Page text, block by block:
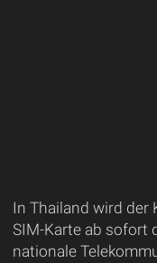
In Thailand wird der
SIM-Karte ab sofort
nationale